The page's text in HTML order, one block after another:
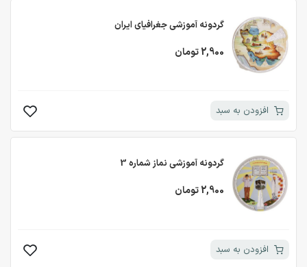
گردونه آموزشی جغرافیای ایران
2,900 تومان
افزودن به سبد
گردونه آموزشی نماز شماره 3
2,900 تومان
افزودن به سبد